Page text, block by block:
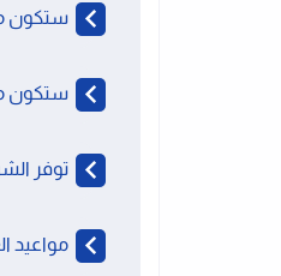
ستكون
ستكون
توفر
مواعيد العمل بالشركة